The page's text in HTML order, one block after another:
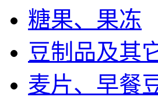
糖果、果冻
豆制品及其
麦片、早餐